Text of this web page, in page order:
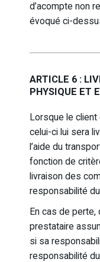
d’acompte non
évoqué ci-
ARTICLE 6 :
PHYSIQUE ET
Lorsque le client
celui-ci lui sera
l’aide du
fonction de
livraison des
responsabilité
En cas de perte,
prestataire
si sa
responsabilité